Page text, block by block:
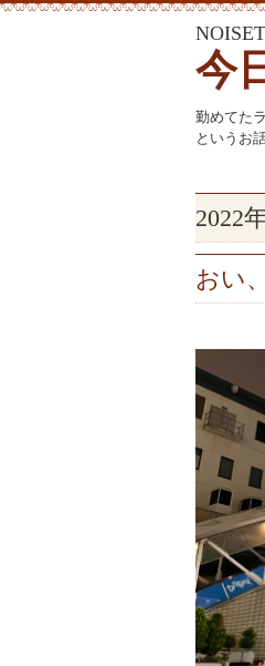
今
勤めてた
というお
2022
おい